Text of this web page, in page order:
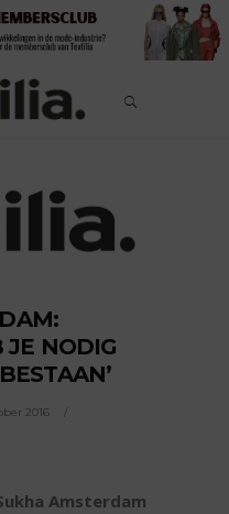
JE NODIG
2016
Amsterdam